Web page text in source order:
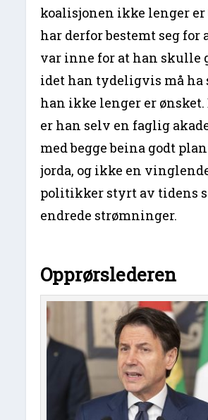
koalisjonen ikke lenger er
har derfor bestemt seg for
var inne for at han skulle
idet han tydeligvis må ha
han ikke lenger er ønsket.
er han selv en faglig
med begge beina godt
jorda, og ikke en
politikker styrt av tidens
endrede strømninger.
Opprørslederen